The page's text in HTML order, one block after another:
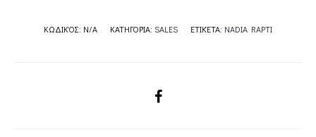
ΚΩΔΙΚΌΣ: N/A ΚΑΤΗΓΟΡΊΑ: SALES ΕΤΙΚΈΤΑ: NADIA RAPTI
SHARE